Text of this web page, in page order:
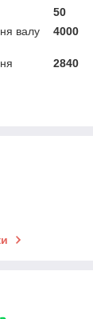
50
валу
4000
2840